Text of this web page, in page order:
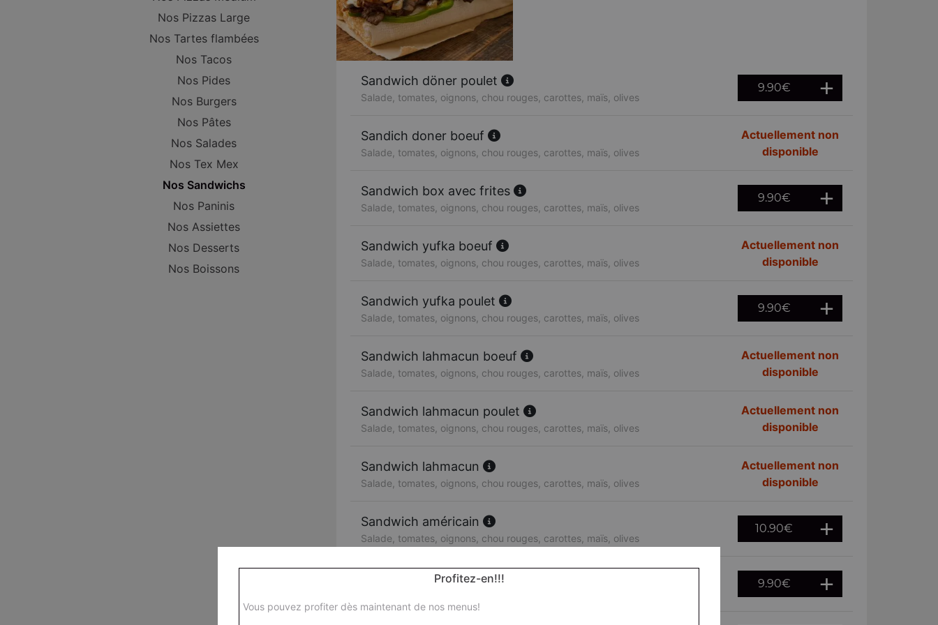
Nos Pizzas Large
Nos Tartes flambées
Nos Tacos
Nos Pides
Nos Burgers
Nos Pâtes
Nos Salades
Nos Tex Mex
Nos Sandwichs
Nos Paninis
Nos Assiettes
Nos Desserts
Nos Boissons
Sandwich döner poulet
Salade, tomates, oignons, chou rouges, carottes, maïs, olives
9.90€
Sandich doner boeuf
Salade, tomates, oignons, chou rouges, carottes, maïs, olives
Actuellement non
disponible
Sandwich box avec frites
Salade, tomates, oignons, chou rouges, carottes, maïs, olives
9.90€
Sandwich yufka boeuf
Salade, tomates, oignons, chou rouges, carottes, maïs, olives
Actuellement non
disponible
Sandwich yufka poulet
Salade, tomates, oignons, chou rouges, carottes, maïs, olives
9.90€
Sandwich lahmacun boeuf
Salade, tomates, oignons, chou rouges, carottes, maïs, olives
Actuellement non
disponible
Sandwich lahmacun poulet
Salade, tomates, oignons, chou rouges, carottes, maïs, olives
Actuellement non
disponible
Sandwich lahmacun
Salade, tomates, oignons, chou rouges, carottes, maïs, olives
Actuellement non
disponible
Sandwich américain
Salade, tomates, oignons, chou rouges, carottes, maïs, olives
10.90€
Sandwich escalope de poulet 9.90€
Profitez-en!!!
Vous pouvez profiter dès maintenant de nos menus!